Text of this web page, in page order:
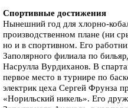
Спортивные достижения
Нынешний год для хлорно-
производственном плане (ни
но и в спортивном. Его
Заполярного филиала по
Насрулла Вурдиханов. В
первое место в турнире по
электрик цеха Сергей Фрунза
«Норильский никель». Его